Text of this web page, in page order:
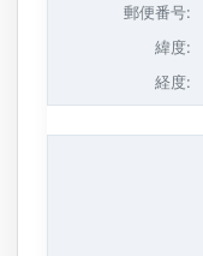
郵便番号:
緯度:
経度: